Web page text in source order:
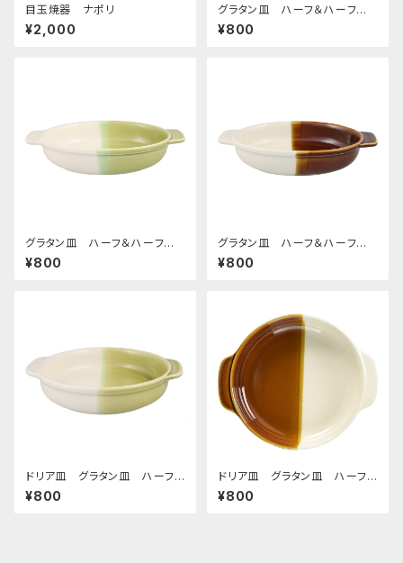
目玉焼器 ナポリ
¥2,000
グラタン皿 ハーフ＆ハーフ
イエロー
¥800
グラタン皿 ハーフ＆ハーフ
グリーン
¥800
グラタン皿 ハーフ＆ハーフ
ブラウン
¥800
ドリア皿 グラタン皿 ハーフ＆
ハーフ グリーン
¥800
ドリア皿 グラタン皿 ハーフ＆
ハーフ ブラウン
¥800